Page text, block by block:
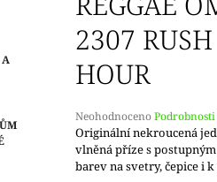
2307 RUSH
HOUR
Průměrné
hodnocení
produktu
je
Neohodnoceno
Originální nekroucená
vlněná příze s
barev na svetry, čepice i